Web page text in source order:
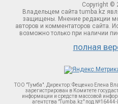
Copyright ©
Владельцем сайта tumba.kz
защищены. Мнение редакции
авторов и комментаторов сайта.
возможно только при наличии
полная
ТОО "Тумба". Директор: Фещенко Елена
зарегистрирован в Комитете
информации и средств массовой
агентства "Tumba.kz" под